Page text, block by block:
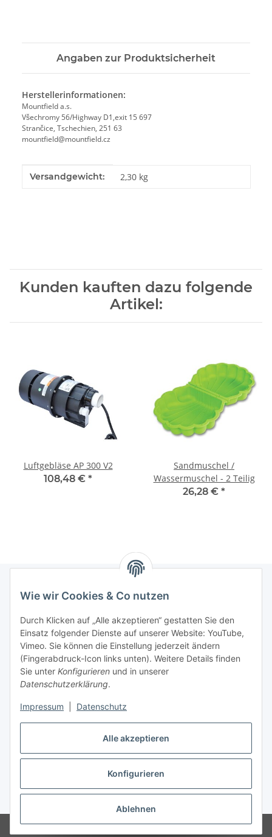
Alle akzeptieren
Konfigurieren
Ablehnen
Wie wir Cookies & Co nutzen
Durch Klicken auf „Alle akzeptieren“ gestatten Sie den
Einsatz folgender Dienste auf unserer Website: YouTube,
Vimeo. Sie können die Einstellung jederzeit ändern
(Fingerabdruck-Icon links unten). Weitere Details finden
Sie unter Konfigurieren und in unserer
Datenschutzerklärung.
Impressum Datenschutz
Angaben zur Produktsicherheit
Herstellerinformationen:
Mountfield a.s.
Všechromy 56/Highway D1,exit 15 697
Strančice, Tschechien, 251 63
mountfield@mountfield.cz
Produkteigenschaft
Wert
Versandgewicht: 2,30 kg
Kunden kauften dazu folgende
Artikel:
Luftgebläse AP 300 V2
108,48 € *
Sandmuschel /
Wassermuschel - 2 Teilig
26,28 € *
Gesetzliche Informationen
Starke Marken
Vertrag widerrufen
* Alle Preise inkl. gesetzlicher USt., zzgl.